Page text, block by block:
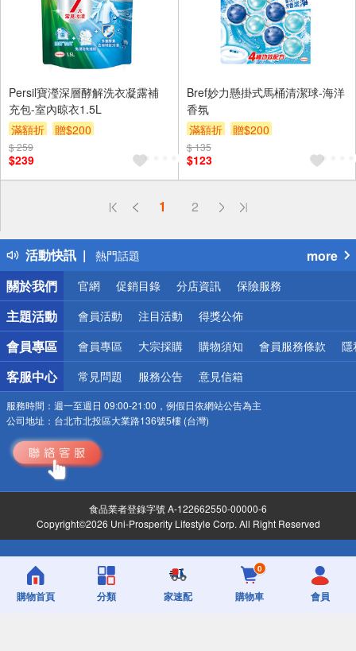
Persil寶瀅深層酵解洗衣凝露補
充包-室內晾衣1.5L
滿額折
贈$200
$ 259
$239
Bref妙力懸掛式馬桶清潔球-海洋
香氛
滿額折
贈$200
$ 135
$123
1 2
活動快訊
偏遠地區配送
得獎公告
熱門話題
銀行優惠
偏遠地區配送
詐騙網頁！請小心！
more
關於我們
官網 促銷目錄 分店資訊 保險服務
主題活動 會員活動 注目活動 得獎公佈
會員專區 會員專區 大宗採購 購物須知 會員服務條款 隱
客服中心 常見問題 服務公告 意見信箱
服務時間： 週一至週日 09:00-21:00，例假日依網站公告為主
公司地址： 台北市北投區大業路136號5樓 (台灣)
食品業者登錄字號 A-122662550-00000-6
Copyright©2026 Uni-Prosperity Lifestyle Corp. All Right Reserved
購物首頁 分類 家速配
0
購物車 會員